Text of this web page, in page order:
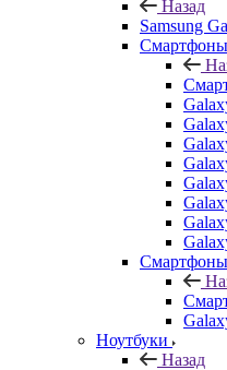
Назад
Samsung
Смартфоны
Ноутбуки
Назад